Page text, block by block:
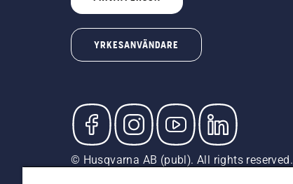
YRKESANVÄNDARE
© Husqvarna AB (publ). All rights
är rekommenderade försäljningspriser